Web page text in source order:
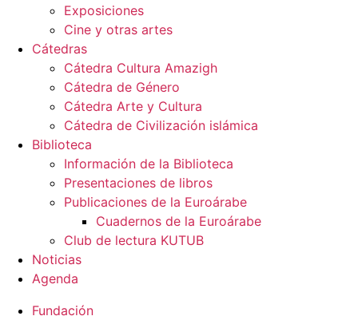
Exposiciones
Cine y otras artes
Cátedras
Cátedra Cultura Amazigh
Cátedra de Género
Cátedra Arte y Cultura
Cátedra de Civilización islámica
Biblioteca
Información de la Biblioteca
Presentaciones de libros
Publicaciones de la Euroárabe
Cuadernos de la Euroárabe
Club de lectura KUTUB
Noticias
Agenda
Fundación